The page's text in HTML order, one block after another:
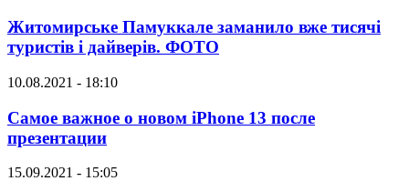
Житомирське Памуккале заманило вже тисячі
туристів і дайверів. ФОТО
10.08.2021 - 18:10
Самое важное о новом iPhone 13 после
презентации
15.09.2021 - 15:05